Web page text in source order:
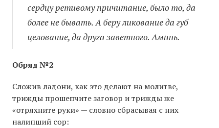
сердцу ретивому причитание, было то, да
более не бывать. А беру ликование да губ
целование, да друга заветного. Аминь.
Обряд №2
Сложив ладони, как это делают на молитве,
трижды прошепчите заговор и трижды же
«отряхните руки» — словно сбрасывая с них
налипший сор: